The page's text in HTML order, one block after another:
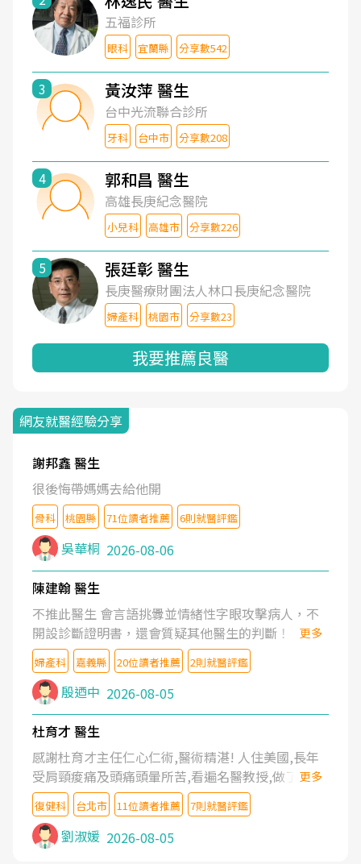
五福診所
眼科 宜蘭縣 分享數542
3 黃汝萍 醫生
台中光流聯合診所
牙科 台中市 分享數208
4 郭和昌 醫生
高雄長庚紀念醫院
小兒科 高雄市 分享數226
5 張廷彰 醫生
長庚醫療財團法人林口長庚紀念醫院
婦產科 桃園市 分享數23
我要推薦良醫
網友就醫經驗分享
謝邦鑫 醫生
很後悔帶媽媽去給他開
骨科 桃園縣 71位讀者推薦 6則就醫評鑑
吳華桐 2026-08-06
陳建翰 醫生
不推此醫生 會言語挑釁並情緒性字眼攻擊病人，不
開設診斷證明書，還會質疑其他醫生的判斷！
更多
婦產科 嘉義縣 20位讀者推薦 2則就醫評鑑
殷迺中 2026-08-05
杜育才 醫生
感謝杜育才主任仁心仁術,醫術精湛! 人住美國,長年
受肩頸痠痛及頭痛頭暈所苦,看遍名醫教授,做了各種
檢查,也嘗試過西醫打針,中醫針灸及物理徒手治療都
沒有用,後來連吃到嗎啡類止痛藥都效果有限,只是壓
症狀,沒多久就痛起來,多年失眠嚴重影響生活品質.
台灣親友介紹忠孝醫院杜育才主任是頸頭症候群專
更多
復健科 台北市 11位讀者推薦 7則就醫評鑑
劉淑媛 2026-08-05